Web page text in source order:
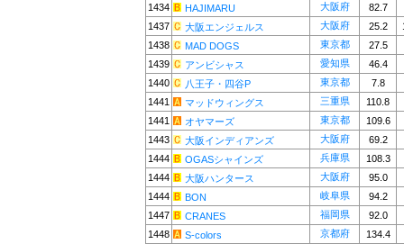
1434
HAJIMARU 大阪府
82.7
1437
大阪エンジェルス 大阪府 25.2
1438
MAD DOGS 東京都
27.5
1439
アンビシャス 愛知県
46.4
1440
八王子・四谷P 東京都
7.8
1441
マッドウィングス 三重県
110.8
1441
オヤマーズ 東京都
109.6
1443
大阪インディアンズ 大阪府
69.2
1444
OGASシャインズ 兵庫県
108.3
1444
大阪ハンタース 大阪府
95.0
1444
BON 岐阜県
94.2
1447
CRANES 福岡県
92.0
1448
S-colors 京都府
134.4